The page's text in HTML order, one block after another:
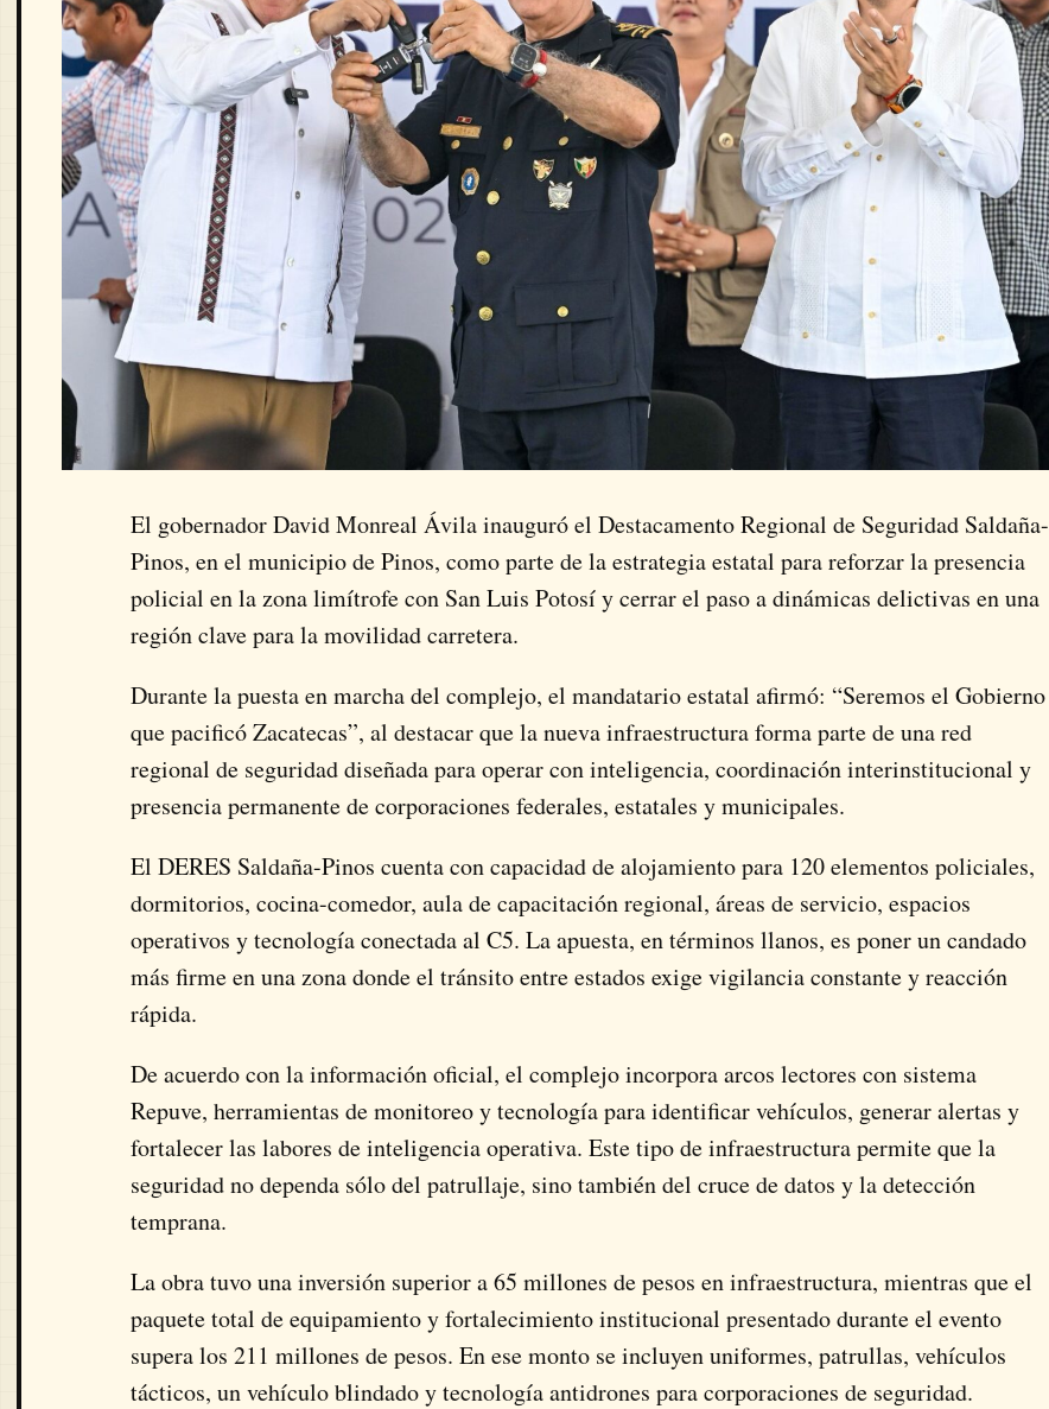
El gobernador David Monreal Ávila inauguró el Destacamento Regional de Seguridad Saldaña-
Pinos, en el municipio de Pinos, como parte de la estrategia estatal para reforzar la presencia
policial en la zona limítrofe con San Luis Potosí y cerrar el paso a dinámicas delictivas en una
región clave para la movilidad carretera.
Durante la puesta en marcha del complejo, el mandatario estatal afirmó: “Seremos el Gobierno
que pacificó Zacatecas”, al destacar que la nueva infraestructura forma parte de una red
regional de seguridad diseñada para operar con inteligencia, coordinación interinstitucional y
presencia permanente de corporaciones federales, estatales y municipales.
El DERES Saldaña-Pinos cuenta con capacidad de alojamiento para 120 elementos policiales,
dormitorios, cocina-comedor, aula de capacitación regional, áreas de servicio, espacios
operativos y tecnología conectada al C5. La apuesta, en términos llanos, es poner un candado
más firme en una zona donde el tránsito entre estados exige vigilancia constante y reacción
rápida.
De acuerdo con la información oficial, el complejo incorpora arcos lectores con sistema
Repuve, herramientas de monitoreo y tecnología para identificar vehículos, generar alertas y
fortalecer las labores de inteligencia operativa. Este tipo de infraestructura permite que la
seguridad no dependa sólo del patrullaje, sino también del cruce de datos y la detección
temprana.
La obra tuvo una inversión superior a 65 millones de pesos en infraestructura, mientras que el
paquete total de equipamiento y fortalecimiento institucional presentado durante el evento
supera los 211 millones de pesos. En ese monto se incluyen uniformes, patrullas, vehículos
tácticos, un vehículo blindado y tecnología antidrones para corporaciones de seguridad.